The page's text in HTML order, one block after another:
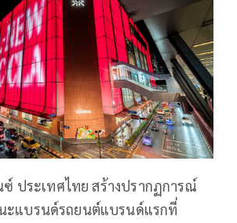
ซ์ ประเทศไทย สร้างปรากฏการณ์
ะแบรนด์รถยนต์แบรนด์แรกที่